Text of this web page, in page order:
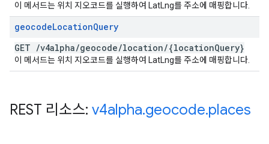
이 메서드는 위치 지오코드를 실행하여 LatLng를 주소에 매핑합니다.
geocodeLocationQuery
GET /v4alpha/geocode/location/{locationQuery}
이 메서드는 위치 지오코드를 실행하여 LatLng를 주소에 매핑합니다.
REST 리소스: v4alpha.geocode.places